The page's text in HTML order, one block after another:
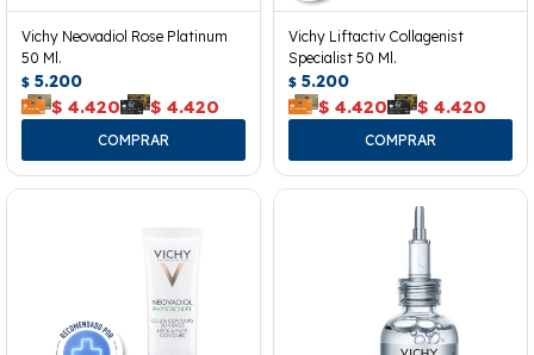
Vichy Neovadiol Rose Platinum
50 Ml.
$ 5.200
$ 4.420 $ 4.420
Vichy Liftactiv Collagenist
Specialist 50 Ml.
$ 5.200
$ 4.420 $ 4.420